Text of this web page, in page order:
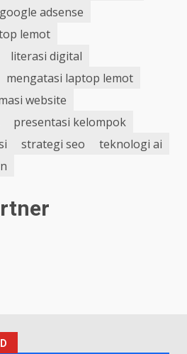
google adsense
lemot
literasi digital
mengatasi laptop lemot
website
presentasi kelompok
strategi seo
teknologi ai